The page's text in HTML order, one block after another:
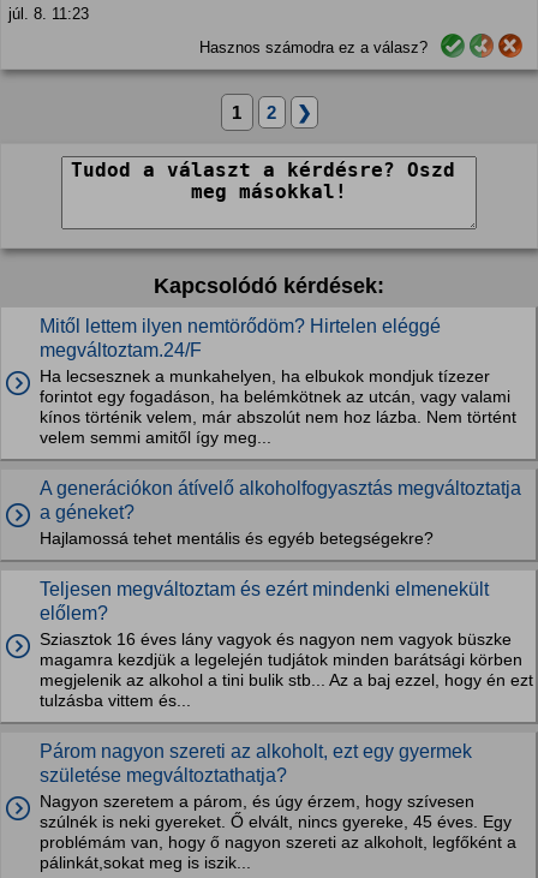
júl. 8. 11:23
Hasznos számodra ez a válasz?
1 2 ❯
Kapcsolódó kérdések:
Mitől lettem ilyen nemtörődöm? Hirtelen eléggé
megváltoztam.24/F
Ha lecsesznek a munkahelyen, ha elbukok mondjuk tízezer
forintot egy fogadáson, ha belémkötnek az utcán, vagy valami
kínos történik velem, már abszolút nem hoz lázba. Nem történt
velem semmi amitől így meg...
A generációkon átívelő alkoholfogyasztás megváltoztatja
a géneket?
Hajlamossá tehet mentális és egyéb betegségekre?
Teljesen megváltoztam és ezért mindenki elmenekült
előlem?
Sziasztok 16 éves lány vagyok és nagyon nem vagyok büszke
magamra kezdjük a legelején tudjátok minden barátsági körben
megjelenik az alkohol a tini bulik stb... Az a baj ezzel, hogy én ezt
tulzásba vittem és...
Párom nagyon szereti az alkoholt, ezt egy gyermek
születése megváltoztathatja?
Nagyon szeretem a párom, és úgy érzem, hogy szívesen
szúlnék is neki gyereket. Ő elvált, nincs gyereke, 45 éves. Egy
problémám van, hogy ő nagyon szereti az alkoholt, legfőként a
pálinkát,sokat meg is iszik...